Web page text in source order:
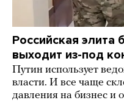
Российская элита
выходит из-под
Путин использует
власти. И все чаще
давления на бизнес и